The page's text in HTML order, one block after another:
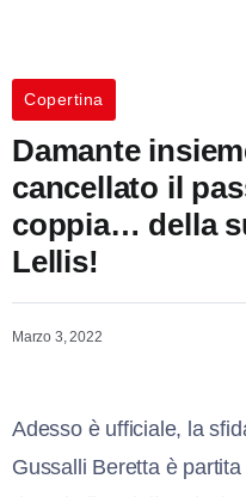
Copertina
Damante
cancellato il
coppia… della
Lellis!
Marzo 3, 2022
Adesso è ufficiale, la
Gussalli Beretta è